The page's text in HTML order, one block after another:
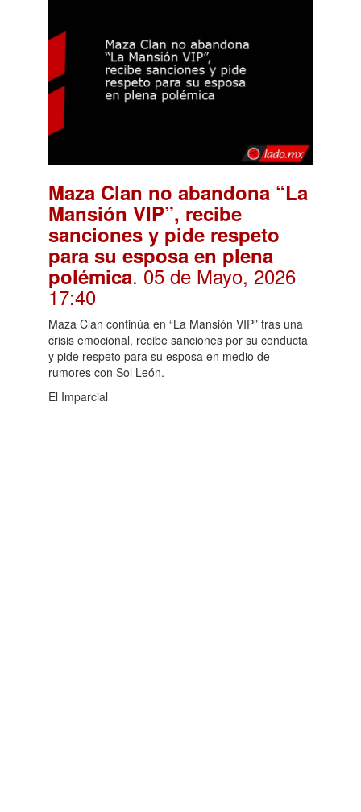
Maza Clan no abandona “La
Mansión VIP”, recibe
sanciones y pide respeto
para su esposa en plena
polémica. 05 de Mayo, 2026
17:40
Maza Clan continúa en “La Mansión VIP” tras una
crisis emocional, recibe sanciones por su conducta
y pide respeto para su esposa en medio de
rumores con Sol León.
El Imparcial